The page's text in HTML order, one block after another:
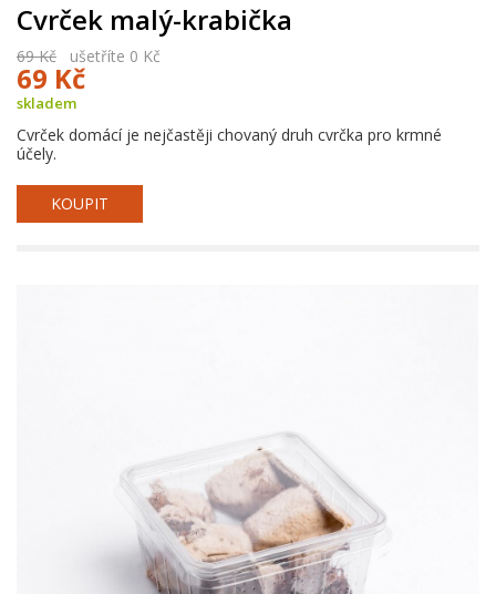
Cvrček malý-krabička
69 Kč ušetříte 0 Kč
69 Kč
skladem
Cvrček domácí je nejčastěji chovaný druh cvrčka pro krmné
účely.
KOUPIT